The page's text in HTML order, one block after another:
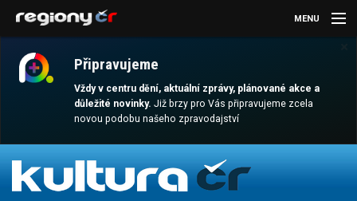
Připravujeme
Vždy v centru dění, aktuální zprávy, plánované akce a
důležité novinky.Již brzy pro Vás připravujeme zcela
novou podobu našeho zpravodajství
MENU
AKTUALITY
MAGAZÍN